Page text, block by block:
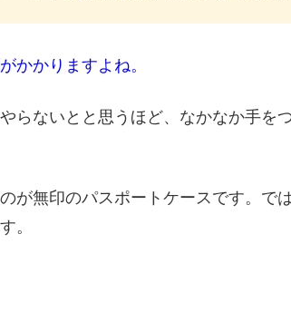
かかりますよね。
らないとと思うほど、なかなか手を
が無印のパスポートケースです。で
。